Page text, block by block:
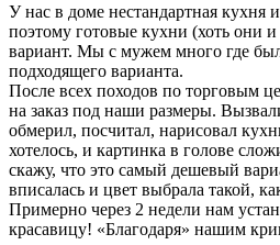
У нас в доме нестандартная кухня
поэтому готовые кухни (хоть они
вариант. Мы с мужем много где
подходящего варианта.
После всех походов по торговым
на заказ под наши размеры.
обмерил, посчитал, нарисовал
хотелось, и картинка в голове
скажу, что это самый дешевый
вписалась и цвет выбрала такой,
Примерно через 2 недели нам
красавицу! «Благодаря» нашим